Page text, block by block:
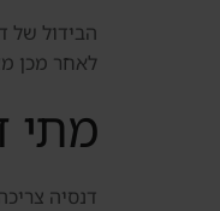
הבידול של
לאחר מכן
מתי